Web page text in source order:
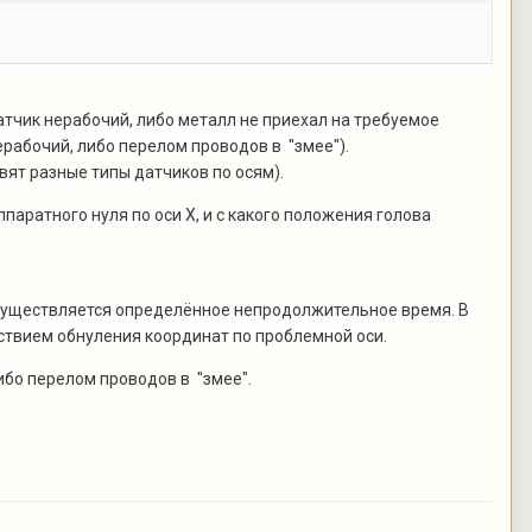
нерабочий, либо металл не приехал на требуемое
либо перелом проводов в "змее").
разные типы датчиков по осям).
нуля по оси Х, и с какого положения голова
определённое непродолжительное время. В
обнуления координат по проблемной оси.
перелом проводов в "змее".